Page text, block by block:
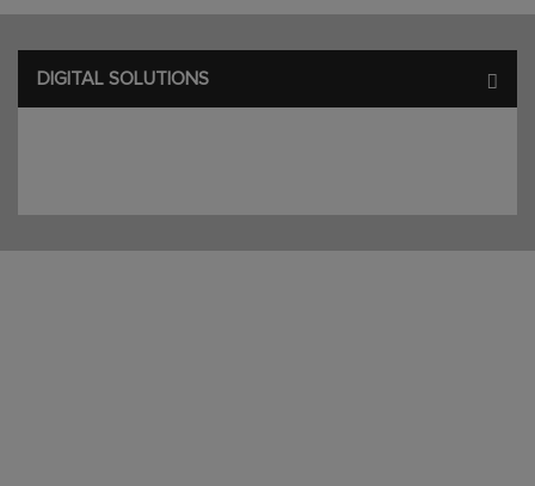
DIGITAL SOLUTIONS